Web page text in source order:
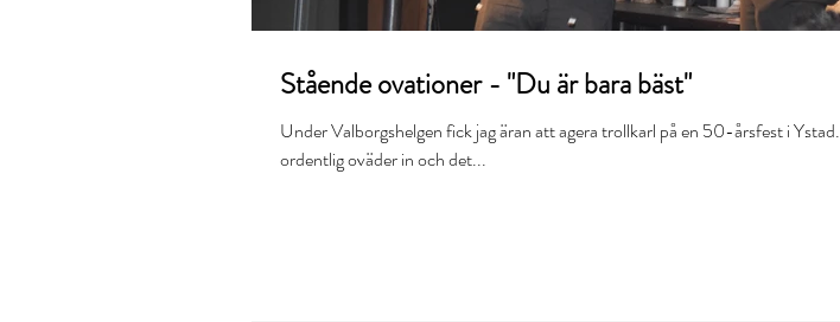
Stående ovationer - "Du är bara bäst"
Under Valborgshelgen fick jag äran att agera trollkarl på en 50-årsfest i Ystad. Påväg till eventet drog ett
ordentlig oväder in och det...